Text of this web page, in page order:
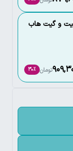
و گیت هاب
تومان 30٪